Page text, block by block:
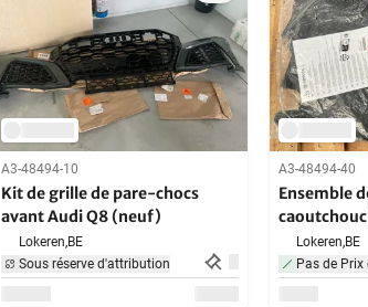
A3-48494-10
Kit de grille de pare-chocs
avant Audi Q8 (neuf)
Lokeren,BE
Sous réserve d'attribution
A3-48494-40
Ensemble
Lokeren,BE
Pas de Prix